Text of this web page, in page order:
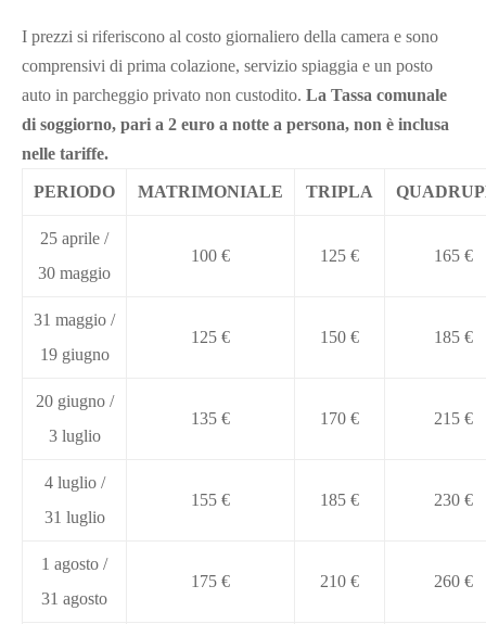
I prezzi si riferiscono al costo giornaliero della camera e sono
comprensivi di prima colazione, servizio spiaggia e un posto
auto in parcheggio privato non custodito. La Tassa comunale
di soggiorno, pari a 2 euro a notte a persona, non è inclusa
nelle tariffe.
PERIODO MATRIMONIALE TRIPLA
25 aprile /
30 maggio
100 € 125 € 165 €
31 maggio /
19 giugno
125 € 150 € 185 €
20 giugno /
3 luglio
135 € 170 € 215 €
4 luglio /
31 luglio
155 € 185 € 230 €
1 agosto /
31 agosto
175 € 210 € 260 €